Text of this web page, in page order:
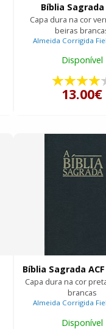
Bíblia Sagrada
Capa dura na cor
beiras
Almeida Corrigida Fiel
Disponível
13.00€
Capa dura na cor
brancas
Almeida Corrigida Fiel
Disponível